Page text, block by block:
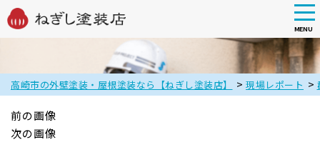
main
content
MENU
高崎市の外壁塗装・屋根塗装なら【ねぎし塗装店】 > 現場レポート >
前の画像
次の画像